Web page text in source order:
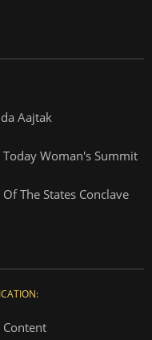
Aajtak
Today Woman's Summit
Of The States Conclave
Content